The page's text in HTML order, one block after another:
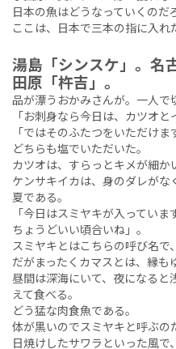
日本の魚はどうなっていくのだ
ここは、日本で三本の指に入れ
湯島「シンスケ」。名
田原「杵吉」。
品が漂うおかみさんが。一人で
「お刺身なら今日は、カツオと
「ではそのふたつをいただけま
どちらも塩でいただいた。
カツオは、すらっとキメが細か
ケンサキイカは、身のダレがな
夏である。
「今日はスミヤキが入ってい
ちょうどいい頃合いね」。
スミヤキとはこちらの呼び名で
だがまったくカマスとは、縁も
昼間は深海にいて、夜になると
えて食べる。
どう猛な肉食魚である。
体が黒いのでスミヤキと呼ぶの
日焼けしたサワラといった風